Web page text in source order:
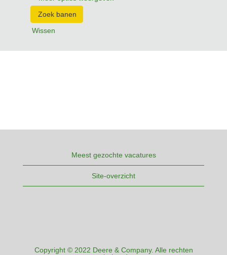
Wissen
Meest gezochte vacatures
Site-overzicht
Copyright © 2022 Deere & Company. Alle rechten